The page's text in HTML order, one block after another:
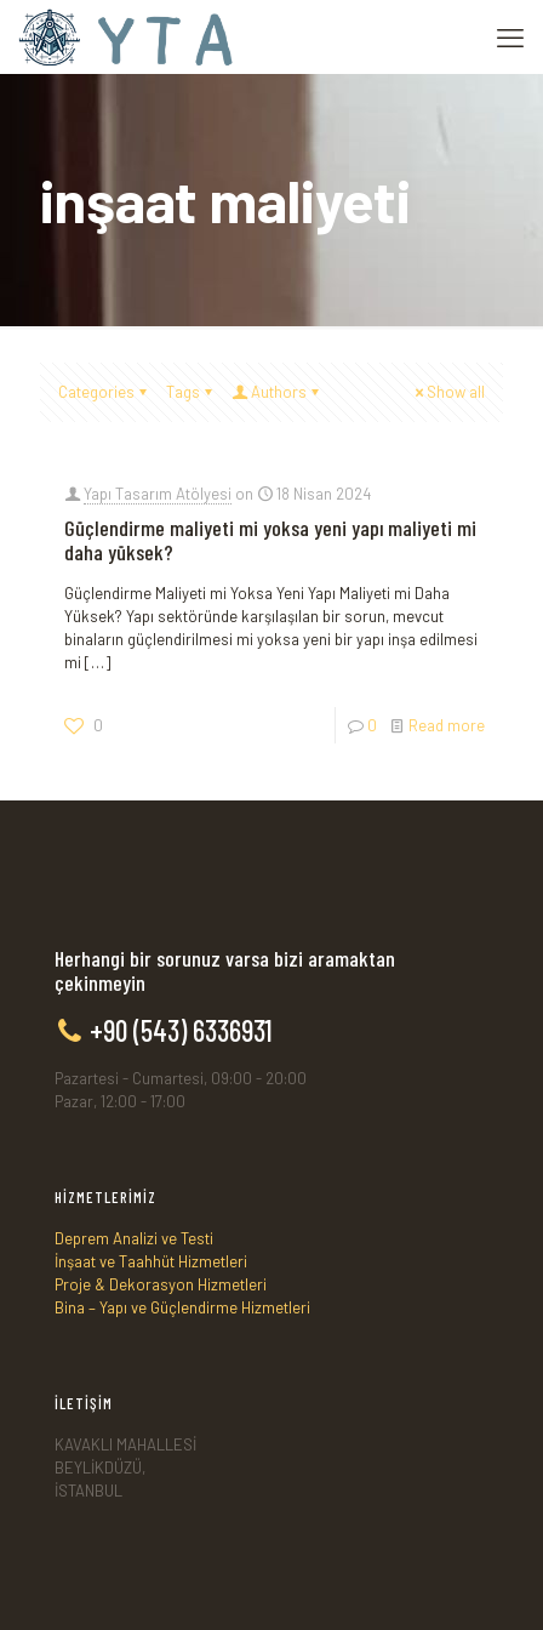
inşaat maliyeti
Categories Tags Authors Show all
Yapı Tasarım Atölyesi on 18 Nisan 2024
Güçlendirme maliyeti mi yoksa yeni yapı maliyeti mi
daha yüksek?
Güçlendirme Maliyeti mi Yoksa Yeni Yapı Maliyeti mi Daha
Yüksek? Yapı sektöründe karşılaşılan bir sorun, mevcut
binaların güçlendirilmesi mi yoksa yeni bir yapı inşa edilmesi
mi […]
0 0 Read more
Herhangi bir sorunuz varsa bizi aramaktan
çekinmeyin
+90 (543) 6336931
Pazartesi - Cumartesi, 09:00 - 20:00
Pazar, 12:00 - 17:00
HİZMETLERİMİZ
Deprem Analizi ve Testi
İnşaat ve Taahhüt Hizmetleri
Proje & Dekorasyon Hizmetleri
Bina – Yapı ve Güçlendirme Hizmetleri
İLETİŞİM
KAVAKLI MAHALLESİ
BEYLİKDÜZÜ,
İSTANBUL